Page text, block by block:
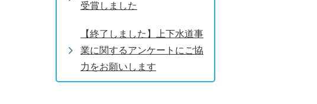
受賞しました
【終了しました】上下水道事
業に関するアンケートにご協
力をお願いします